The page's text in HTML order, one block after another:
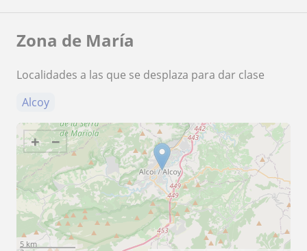
Zona de María
Localidades a las que se desplaza para dar clase
Alcoy
+ −
5 km